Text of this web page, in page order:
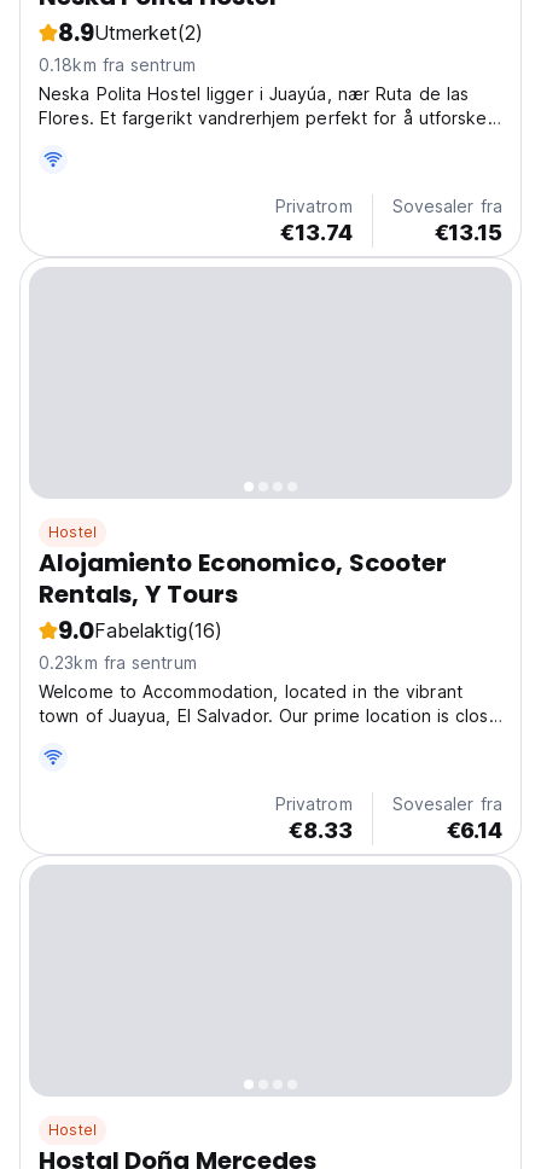
8.9Utmerket(2)
0.18km fra sentrum
Neska Polita Hostel ligger i Juayúa, nær Ruta de las
Flores. Et fargerikt vandrerhjem perfekt for å utforske
Salvador. (Auto-translated from original language)
Privatrom
€13.74
Sovesaler fra
€13.15
Hostel
Alojamiento Economico, Scooter
Rentals, Y Tours
9.0Fabelaktig(16)
0.23km fra sentrum
Welcome to Accommodation, located in the vibrant
town of Juayua, El Salvador. Our prime location is close
Accommodation We offer a variety of tours to explore
the beauty of Juayua. Join us for the stunning 7
Privatrom
€8.33
Sovesaler fra
€6.14
Hostel
Hostal Doña Mercedes